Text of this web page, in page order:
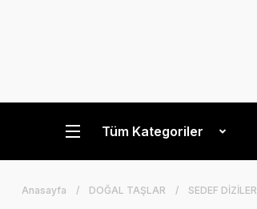
Tüm Kategoriler
Anasayfa DOĞAL TAŞLAR SEDEF DİZİLER